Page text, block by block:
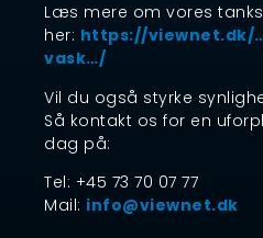
Læs mere om vores
her: https://
vask…/
Vil du også styrke
Så kontakt os for en
dag på:
Tel: +45 73 70 07 77
Mail: info@viewnet.dk